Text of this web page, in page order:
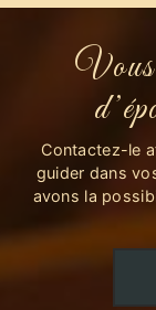
Vous
Contactez-le
guider dans
avons la